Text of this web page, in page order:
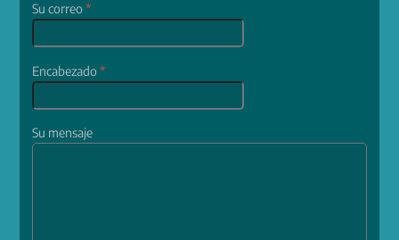
Su correo*
Encabezado*
Su mensaje